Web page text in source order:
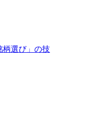
柄選び」の技